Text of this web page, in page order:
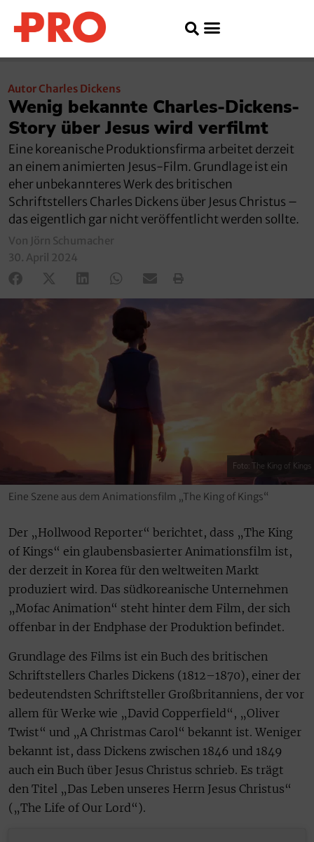
Autor Charles Dickens
Wenig bekannte Charles-Dickens-
Story über Jesus wird verfilmt
Eine koreanische Produktionsfirma arbeitet derzeit
an einem animierten Jesus-Film. Grundlage ist ein
eher unbekannteres Werk des britischen
Schriftstellers Charles Dickens über Jesus Christus –
das eigentlich gar nicht veröffentlicht werden sollte.
Von Jörn Schumacher
30. April 2024
Foto: The King of Kings
Eine Szene aus dem Animationsfilm „The King of Kings“
Der „Hollwood Reporter“ berichtet, dass „The King
of Kings“ ein glaubensbasierter Animationsfilm ist,
der derzeit in Korea für den weltweiten Markt
produziert wird. Das südkoreanische Unternehmen
„Mofac Animation“ steht hinter dem Film, der sich
offenbar in der Endphase der Produktion befindet.
Grundlage des Films ist ein Buch des britischen
Schriftstellers Charles Dickens (1812–1870), einer der
bedeutendsten Schriftsteller Großbritanniens, der vor
allem für Werke wie „David Copperfield“, „Oliver
Twist“ und „A Christmas Carol“ bekannt ist. Weniger
bekannt ist, dass Dickens zwischen 1846 und 1849
auch ein Buch über Jesus Christus schrieb. Es trägt
den Titel „Das Leben unseres Herrn Jesus Christus“
(„The Life of Our Lord“).